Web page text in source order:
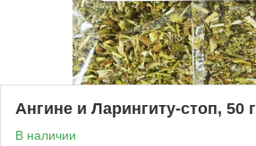
Ангине и Ларингиту-стоп, 50 г
В наличии